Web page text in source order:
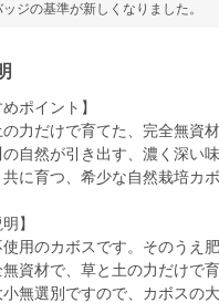
ジの基準が新しくなりました。
めポイント】
力だけで育てた、完全無資
自然が引き出す、濃く深い
に育つ、希少な自然栽培カ
】
用のカボスです。そのうえ
資材で、草と土の力だけで
無選別ですので、カボスの